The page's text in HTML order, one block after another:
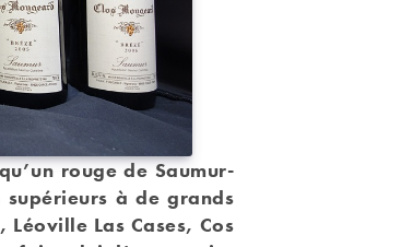
rouge de Saumur-
à de grands
Las Cases, Cos